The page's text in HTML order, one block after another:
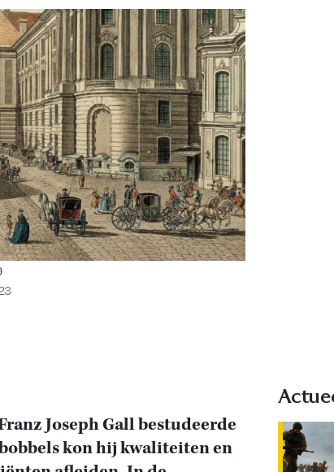
Joseph Gall bestudeerde
kon hij kwaliteiten en